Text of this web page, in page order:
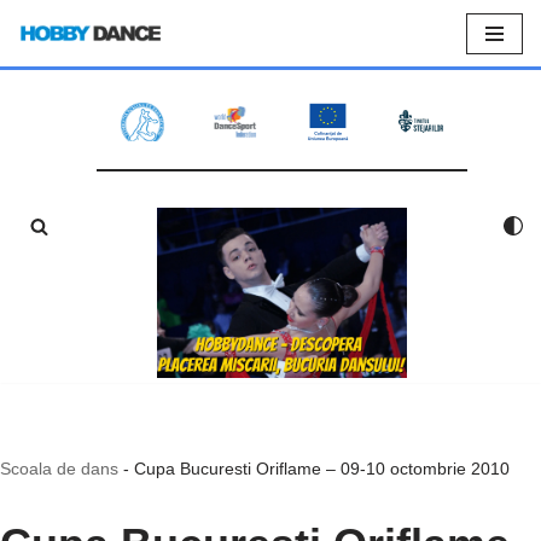
Sari
Scoala de dans - Cupa Bucuresti Oriflame – 09-10 octombrie 2010